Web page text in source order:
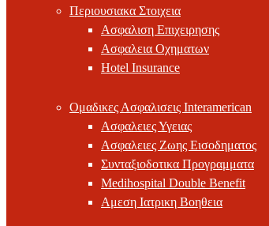
Περιουσιακα Στοιχεια
Ασφαλιση Επιχειρησης
Ασφαλεια Οχηματων
Hotel Insurance
Ομαδικες Ασφαλισεις Interamerican
Ασφαλειες Υγειας
Ασφαλειες Ζωης Εισοδηματος
Συνταξιοδοτικα Προγραμματα
Medihospital Double Benefit
Αμεση Ιατρικη Βοηθεια